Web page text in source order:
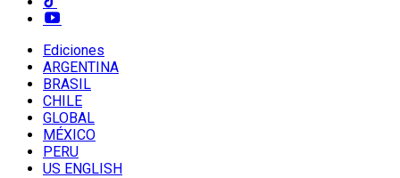
Ediciones
ARGENTINA
BRASIL
CHILE
GLOBAL
MÉXICO
PERU
US ENGLISH